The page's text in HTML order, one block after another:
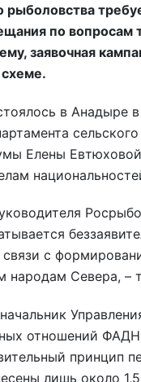
рыболовства
по вопросам
заявочная
в Анадыре
Елены
с
народам Севера, –
отношений
принцип
лишь около